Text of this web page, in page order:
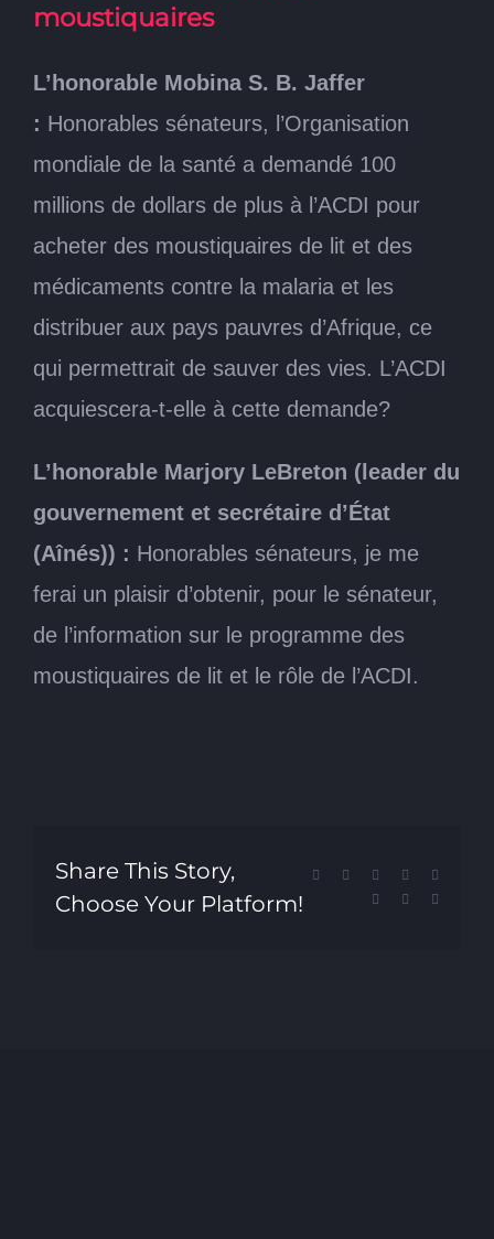
moustiquaires
L’honorable Mobina S. B. Jaffer
: Honorables sénateurs, l’Organisation
mondiale de la santé a demandé 100
millions de dollars de plus à l’ACDI pour
acheter des moustiquaires de lit et des
médicaments contre la malaria et les
distribuer aux pays pauvres d’Afrique, ce
qui permettrait de sauver des vies. L’ACDI
acquiescera-t-elle à cette demande?
L’honorable Marjory LeBreton (leader du
gouvernement et secrétaire d’État
(Aînés)) : Honorables sénateurs, je me
ferai un plaisir d’obtenir, pour le sénateur,
de l’information sur le programme des
moustiquaires de lit et le rôle de l’ACDI.
Share This Story,
Choose Your Platform!
Facebook Reddit LinkedIn
Pinterest